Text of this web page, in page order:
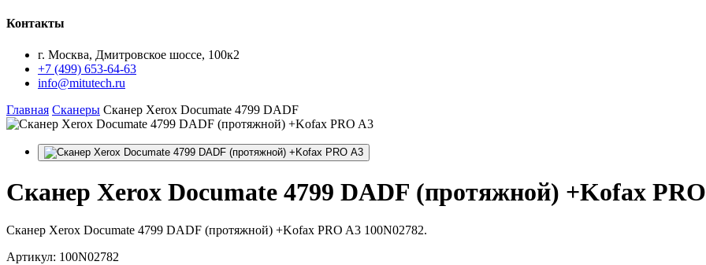
Контакты
г. Москва, Дмитровское шоссе, 100к2
+7 (499) 653-64-63
info@mitutech.ru
Главная Сканеры Сканер Xerox Documate 4799 DADF
Сканер Xerox Documate 4799 DADF (протяжной) +Kofax
Сканер Xerox Documate 4799 DADF (протяжной) +Kofax PRO A3 100N02782.
Артикул: 100N02782